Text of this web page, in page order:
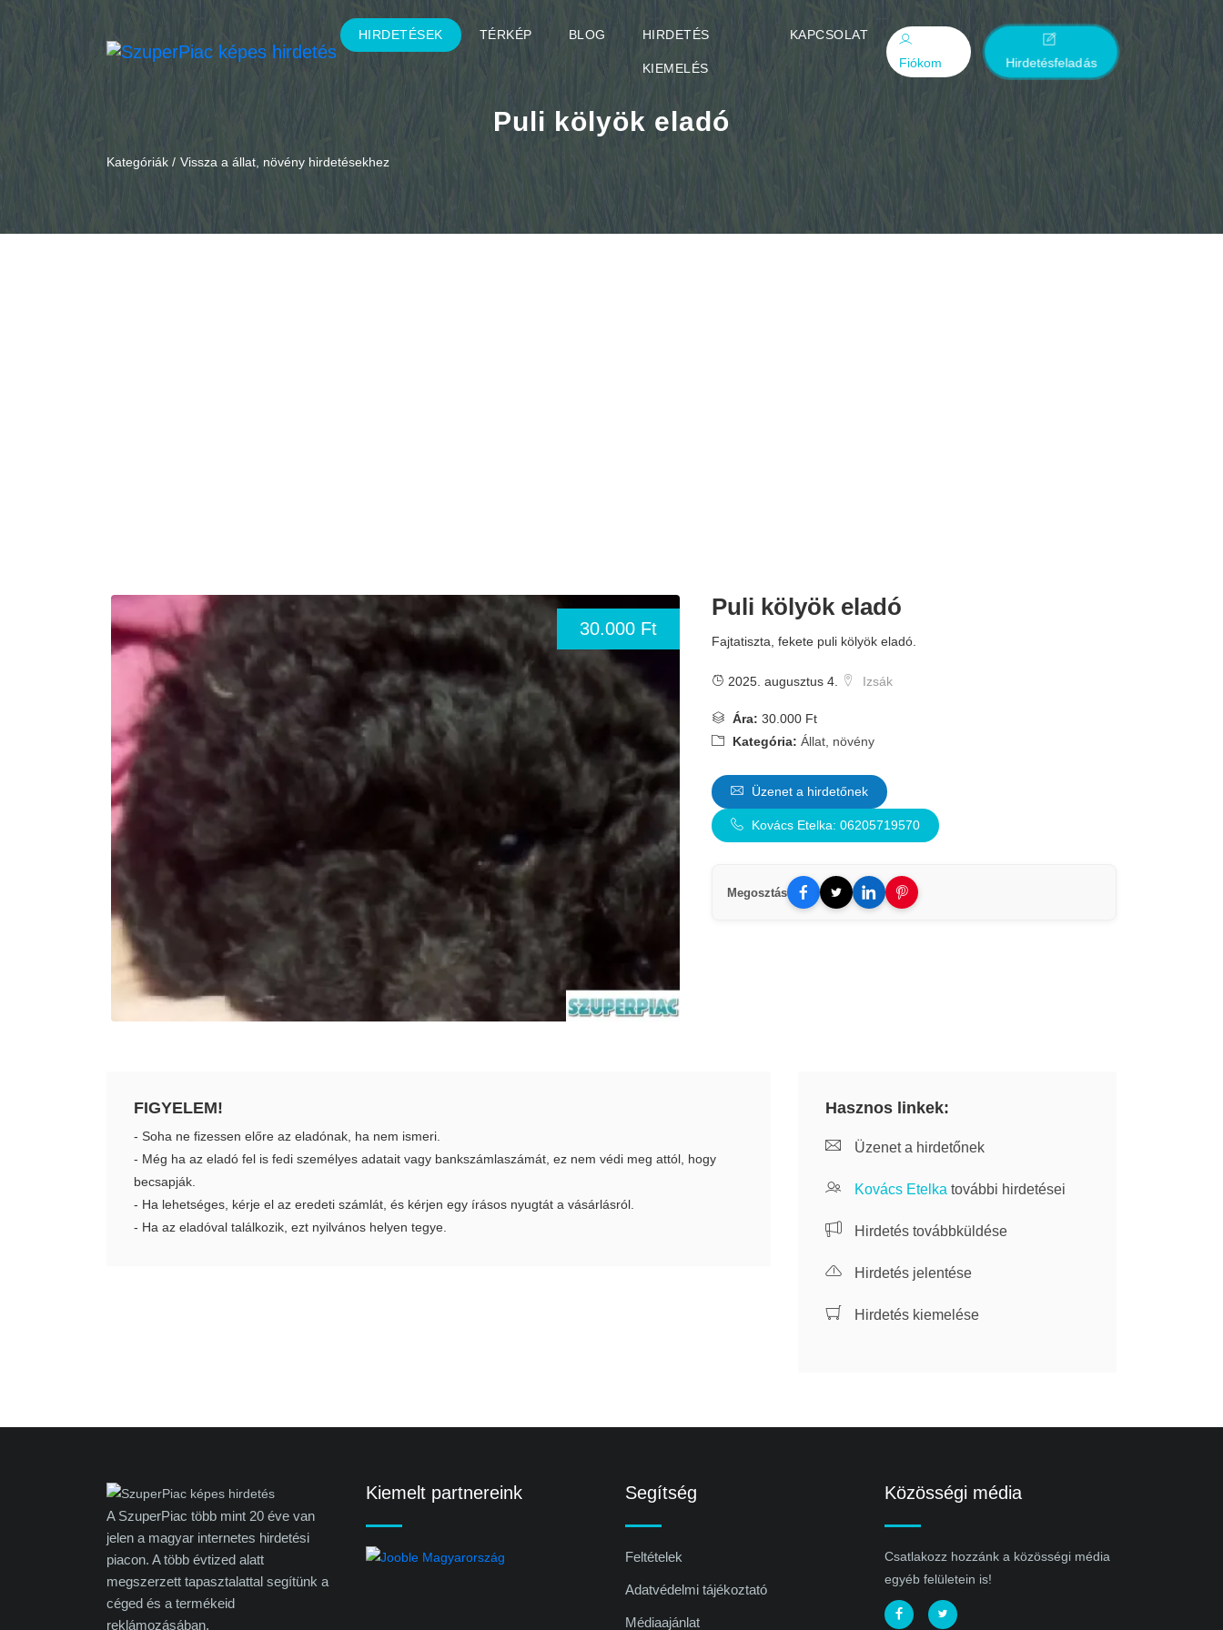
HIRDETÉSEK TÉRKÉP BLOG HIRDETÉS
KIEMELÉS
KAPCSOLAT
Fiókom
Hirdetésfeladás
Puli kölyök eladó
Kategóriák / Vissza a állat, növény hirdetésekhez
30.000 Ft
Puli kölyök eladó
Fajtatiszta, fekete puli kölyök eladó.
2025. augusztus 4. Izsák
Ára: 30.000 Ft
Kategória: Állat, növény
Üzenet a hirdetőnek
Kovács Etelka: 06205719570
Megosztás
FIGYELEM!
- Soha ne fizessen előre az eladónak, ha nem ismeri.
- Még ha az eladó fel is fedi személyes adatait vagy bankszámlaszámát, ez nem védi meg attól, hogy
becsapják.
- Ha lehetséges, kérje el az eredeti számlát, és kérjen egy írásos nyugtát a vásárlásról.
- Ha az eladóval találkozik, ezt nyilvános helyen tegye.
Hasznos linkek:
Üzenet a hirdetőnek
Kovács Etelka további hirdetései
Hirdetés továbbküldése
Hirdetés jelentése
Hirdetés kiemelése
A SzuperPiac több mint 20 éve van
jelen a magyar internetes hirdetési
piacon. A több évtized alatt
megszerzett tapasztalattal segítünk a
céged és a termékeid
reklámozásában.
Kiemelt partnereink Segítség
Feltételek
Adatvédelmi tájékoztató
Médiaajánlat
Közösségi média
Csatlakozz hozzánk a közösségi média
egyéb felületein is!